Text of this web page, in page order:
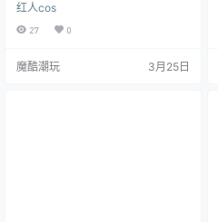
红人cos
27 0
魔酷潮玩 3月25日